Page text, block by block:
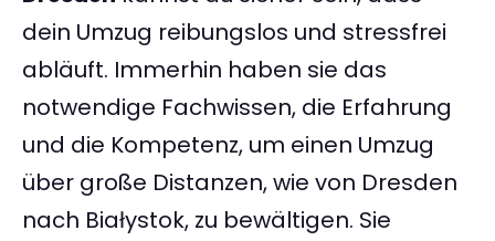
dein Umzug reibungslos und stressfrei
abläuft. Immerhin haben sie das
notwendige Fachwissen, die Erfahrung
und die Kompetenz, um einen Umzug
über große Distanzen, wie von Dresden
nach Białystok, zu bewältigen. Sie